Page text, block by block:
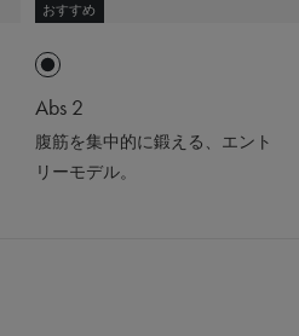
おすすめ
Abs 2
腹筋を集中的に鍛える、エント
リーモデル。